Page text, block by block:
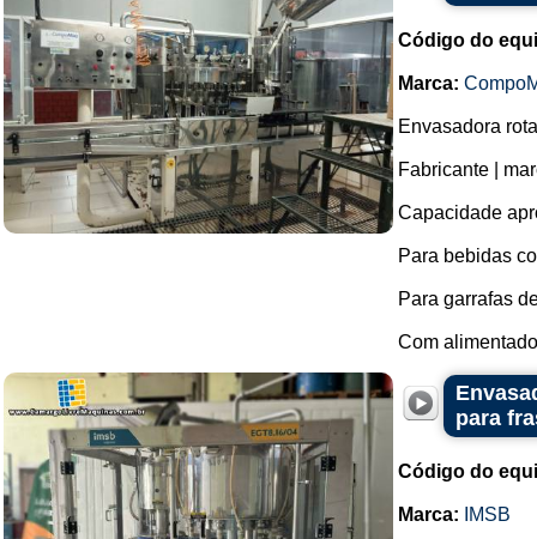
Código do
Marca:
Envasadora
Fabricante |
Capacidade
Para bebidas
Para garrafas
Com
para
Código do
Marca: IMSB